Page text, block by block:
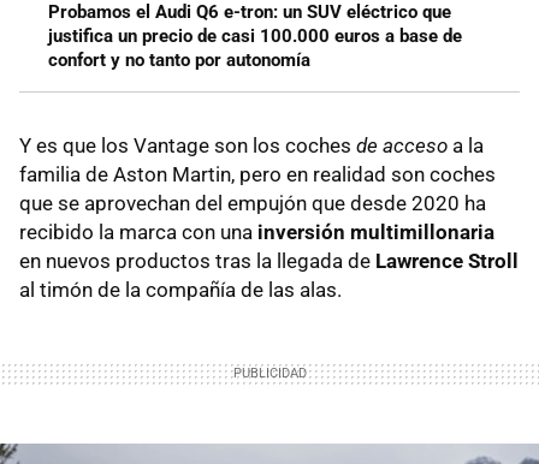
Probamos el Audi Q6 e-tron: un SUV eléctrico que
justifica un precio de casi 100.000 euros a base de
confort y no tanto por autonomía
Y es que los Vantage son los coches de acceso a la
familia de Aston Martin, pero en realidad son coches
que se aprovechan del empujón que desde 2020 ha
recibido la marca con una inversión multimillonaria
en nuevos productos tras la llegada de Lawrence Stroll
al timón de la compañía de las alas.